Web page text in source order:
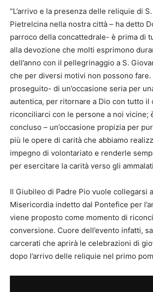
“L’arrivo e la presenza delle reliquie di
Pietrelcina nella nostra città – ha detto
parroco della concattedrale- è prima di
alla devozione che molti esprimono
dell’anno con il pellegrinaggio a S.
che per diversi motivi non possono fare.
proseguito- di un’occasione seria per
autentica, per ritornare a Dio con tutto il
riconciliarci con le persone a noi vicine;
concluso – un’occasione propizia per
più le opere di carità che abbiamo
impegno di volontariato e renderle
per esercitare la carità verso gli
Il Giubileo di Padre Pio vuole collegarsi
Misericordia indetto dal Pontefice per
viene proposto come momento di
conversione. Cuore dell’evento infatti,
carcerati che aprirà le celebrazioni di
dopo l’arrivo delle reliquie nel primo